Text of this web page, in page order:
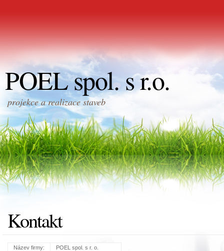
POEL spol. s r.o.
projekce a realizace staveb
Kontakt
Název firmy: POEL spol. s r. o.